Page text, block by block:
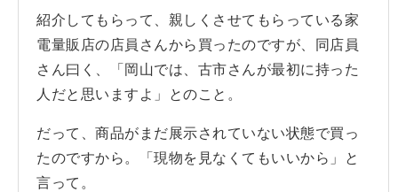
紹介してもらって、親しくさせてもらっている家
電量販店の店員さんから買ったのですが、同店員
さん曰く、「岡山では、古市さんが最初に持った
人だと思いますよ」とのこと。
だって、商品がまだ展示されていない状態で買っ
たのですから。「現物を見なくてもいいから」と
言って。